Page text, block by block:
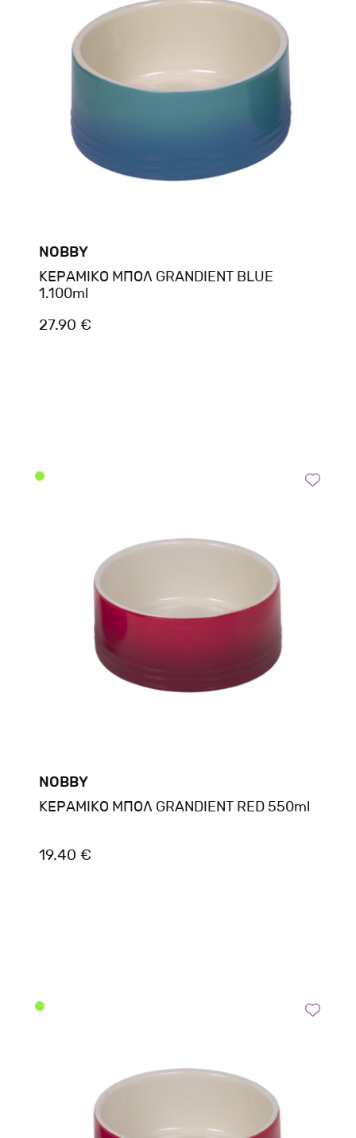
NOBBY
ΚΕΡΑΜΙΚΟ ΜΠΟΛ GRANDIENT BLUE
1.100ml
27.90 €
NOBBY
ΚΕΡΑΜΙΚΟ ΜΠΟΛ GRANDIENT RED 550ml
19.40 €